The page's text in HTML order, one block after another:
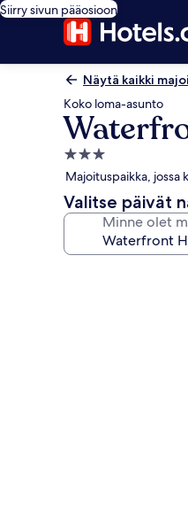
Siirry sivun pääosioon
Näytä kaikki
Koko loma-asunto
3.0
tähden
majoituspaikka
Majoituspaikka, jossa
Valitse päivät
Minne olet